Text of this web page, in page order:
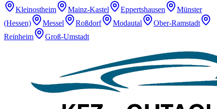
Kleinostheim Mainz-Kastel Eppertshausen
Münster
(Hessen)
Messel Roßdorf Modautal
Ober-Ramstadt
Reinheim
Groß-Umstadt